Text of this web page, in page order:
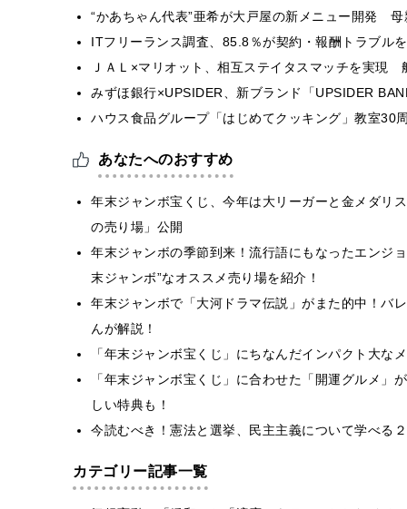
“かあちゃん代表”亜希が大戸屋の新メニュー開発
ITフリーランス調査、85.8％が契約・報酬トラブ
ＪＡＬ×マリオット、相互ステイタスマッチを実
みずほ銀行×UPSIDER、新ブランド「UPSIDER
ハウス食品グループ「はじめてクッキング」教室
あなたへのおすすめ
年末ジャンボ宝くじ、今年は大リーガーと金メダリ
の売り場」公開
年末ジャンボの季節到来！流行語にもなったエンジ
末ジャンボ”なオススメ売り場を紹介！
年末ジャンボで「大河ドラマ伝説」がまた的中！バ
んが解説！
「年末ジャンボ宝くじ」にちなんだインパクト大な
「年末ジャンボ宝くじ」に合わせた「開運グルメ」
しい特典も！
今読むべき！憲法と選挙、民主主義について学べる
カテゴリー記事一覧